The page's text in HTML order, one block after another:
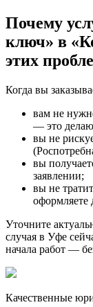
Почему
ключ» в
этих
Когда вы
вам не
— это
вы не
вы
заявлении;
вы не
оформляете
Уточните
случая в Уфе
начала работ —
Качественные